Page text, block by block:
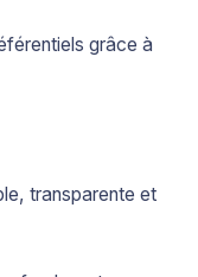
grâce à
transparente et